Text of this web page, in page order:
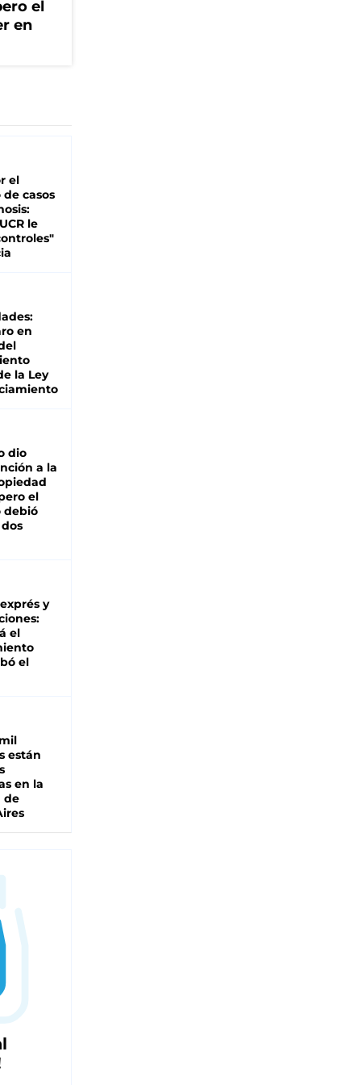
el
en
el
casos
le
en
la Ley
dio
a la
el
debió
y
el
el
están
en la
de